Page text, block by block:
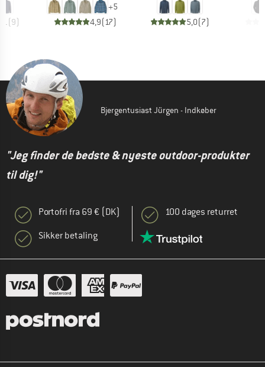
(9)
+5
4,9(17) 5,0(7)
Bjergentusiast Jürgen - Indkøber
"Jeg finder de bedste & nyeste outdoor-produkter
til dig!"
Portofri fra 69 € (DK)
Sikker betaling
100 dages returret